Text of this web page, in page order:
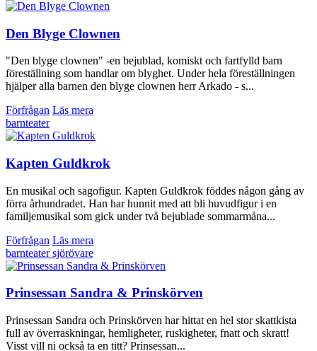
Den Blyge Clownen
"Den blyge clownen" -en bejublad, komiskt och fartfylld barn
föreställning som handlar om blyghet. Under hela föreställningen
hjälper alla barnen den blyge clownen herr Arkado - s...
Förfrågan Läs mera
barnteater
Kapten Guldkrok
En musikal och sagofigur. Kapten Guldkrok föddes någon gång av
förra århundradet. Han har hunnit med att bli huvudfigur i en
familjemusikal som gick under två bejublade sommarmåna...
Förfrågan Läs mera
barnteatersjörövare
Prinsessan Sandra & Prinskörven
Prinsessan Sandra och Prinskörven har hittat en hel stor skattkista
full av överraskningar, hemligheter, ruskigheter, fnatt och skratt!
Visst vill ni också ta en titt? Prinsessan...